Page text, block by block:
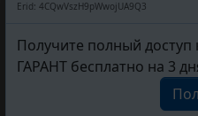
Erid: 4CQwVszH9pWwojUA9Q3
Получите полный доступ
ГАРАНТ бесплатно на 3
Портал ГАРАНТ.РУ
надзору в сфере
(Роскомнадзором), Эл №
ООО "НПП "ГАРАНТ-СЕРВИС",
Разработчик ЭПС Система